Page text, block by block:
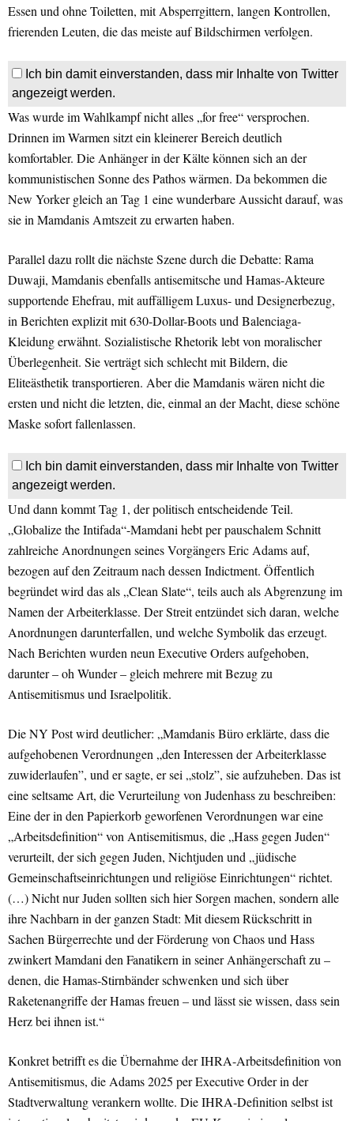
Essen und ohne Toiletten, mit Absperrgittern, langen Kontrollen,
frierenden Leuten, die das meiste auf Bildschirmen verfolgen.
Ich bin damit einverstanden, dass mir Inhalte von Twitter
angezeigt werden.
Was wurde im Wahlkampf nicht alles „for free“ versprochen.
Drinnen im Warmen sitzt ein kleinerer Bereich deutlich
komfortabler. Die Anhänger in der Kälte können sich an der
kommunistischen Sonne des Pathos wärmen. Da bekommen die
New Yorker gleich an Tag 1 eine wunderbare Aussicht darauf, was
sie in Mamdanis Amtszeit zu erwarten haben.
Parallel dazu rollt die nächste Szene durch die Debatte: Rama
Duwaji, Mamdanis ebenfalls antisemitsche und Hamas-Akteure
supportende Ehefrau, mit auffälligem Luxus- und Designerbezug,
in Berichten explizit mit 630-Dollar-Boots und Balenciaga-
Kleidung erwähnt. Sozialistische Rhetorik lebt von moralischer
Überlegenheit. Sie verträgt sich schlecht mit Bildern, die
Eliteästhetik transportieren. Aber die Mamdanis wären nicht die
ersten und nicht die letzten, die, einmal an der Macht, diese schöne
Maske sofort fallenlassen.
Ich bin damit einverstanden, dass mir Inhalte von Twitter
angezeigt werden.
Und dann kommt Tag 1, der politisch entscheidende Teil.
„Globalize the Intifada“-Mamdani hebt per pauschalem Schnitt
zahlreiche Anordnungen seines Vorgängers Eric Adams auf,
bezogen auf den Zeitraum nach dessen Indictment. Öffentlich
begründet wird das als „Clean Slate“, teils auch als Abgrenzung im
Namen der Arbeiterklasse. Der Streit entzündet sich daran, welche
Anordnungen darunterfallen, und welche Symbolik das erzeugt.
Nach Berichten wurden neun Executive Orders aufgehoben,
darunter – oh Wunder – gleich mehrere mit Bezug zu
Antisemitismus und Israelpolitik.
Die NY Post wird deutlicher: „Mamdanis Büro erklärte, dass die
aufgehobenen Verordnungen „den Interessen der Arbeiterklasse
zuwiderlaufen”, und er sagte, er sei „stolz”, sie aufzuheben. Das ist
eine seltsame Art, die Verurteilung von Judenhass zu beschreiben:
Eine der in den Papierkorb geworfenen Verordnungen war eine
„Arbeitsdefinition“ von Antisemitismus, die „Hass gegen Juden“
verurteilt, der sich gegen Juden, Nichtjuden und „jüdische
Gemeinschaftseinrichtungen und religiöse Einrichtungen“ richtet.
(…) Nicht nur Juden sollten sich hier Sorgen machen, sondern alle
ihre Nachbarn in der ganzen Stadt: Mit diesem Rückschritt in
Sachen Bürgerrechte und der Förderung von Chaos und Hass
zwinkert Mamdani den Fanatikern in seiner Anhängerschaft zu –
denen, die Hamas-Stirnbänder schwenken und sich über
Raketenangriffe der Hamas freuen – und lässt sie wissen, dass sein
Herz bei ihnen ist.“
Konkret betrifft es die Übernahme der IHRA-Arbeitsdefinition von
Antisemitismus, die Adams 2025 per Executive Order in der
Stadtverwaltung verankern wollte. Die IHRA-Definition selbst ist